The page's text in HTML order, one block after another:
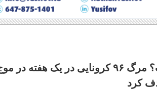
هست یا نیست؟ مرگ ۹۶ کرونایی در
کرد